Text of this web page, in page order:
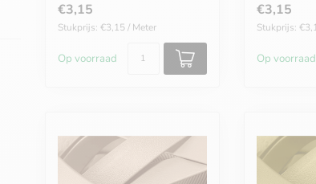
€3,15
Stukprijs: €3,15 / Meter
Op voorraad
€3,15
Stukprijs:
Op voorraad